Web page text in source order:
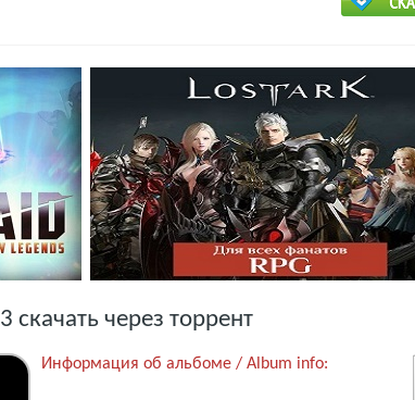
скачать через торрент
Информация об альбоме / Album info: